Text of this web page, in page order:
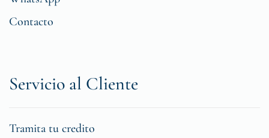
Contacto
Servicio al Cliente
Tramita tu credito